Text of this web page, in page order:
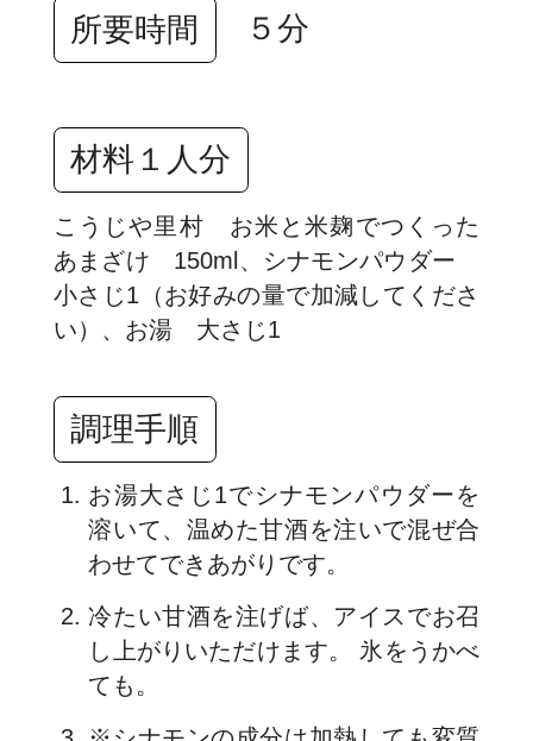
所要時間 ５分
材料１人分
こうじや里村 お米と米麹でつくった
あまざけ 150ml、シナモンパウダー
小さじ1（お好みの量で加減してくださ
い）、お湯 大さじ1
調理手順
お湯大さじ1でシナモンパウダーを
溶いて、温めた甘酒を注いで混ぜ合
わせてできあがりです。
冷たい甘酒を注げば、アイスでお召
し上がりいただけます。 氷をうかべ
ても。